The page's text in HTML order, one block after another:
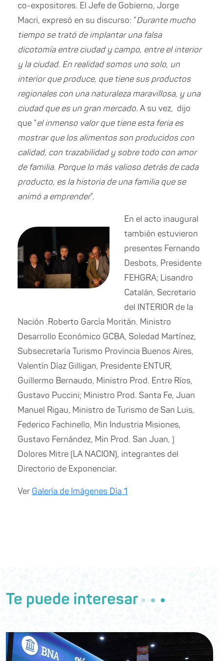
co-expositores. El Jefe de Gobierno, Jorge
Macri, expresó en su discurso: “Durante mucho
tiempo se trató de implantar una falsa
dicotomía entre ciudad y campo, entre el interior
y la ciudad. En realidad somos uno solo, un
interior que produce, que tiene sus productos
regionales con una naturaleza maravillosa, y una
ciudad que es un gran mercado. A su vez, dijo
que “el inmenso valor que tiene esta feria es
mostrar que los alimentos son producidos con
calidad, con trazabilidad y sobre todo con amor
de familia. Porque lo más valioso detrás de cada
producto, es la historia de una familia que se
animó a emprender”.
En el acto inaugural
también estuvieron
presentes Fernando
Desbots, Presidente
FEHGRA; Lisandro
Catalán, Secretario
del INTERIOR de la
Nación .Roberto García Moritán. Ministro
Desarrollo Económico GCBA, Soledad Martínez,
Subsecretaría Turismo Provincia Buenos Aires,
Valentín Díaz Gilligan, Presidente ENTUR,
Guillermo Bernaudo, Ministro Prod. Entre Ríos,
Gustavo Puccini; Ministro Prod. Santa Fe, Juan
Manuel Rigau, Ministro de Turismo de San Luis,
Federico Fachinello, Min Industria Misiones,
Gustavo Fernández, Min Prod. San Juan, )
Dolores Mitre (LA NACION), integrantes del
Directorio de Exponenciar.
Ver Galería de Imágenes Día 1
Te puede interesar